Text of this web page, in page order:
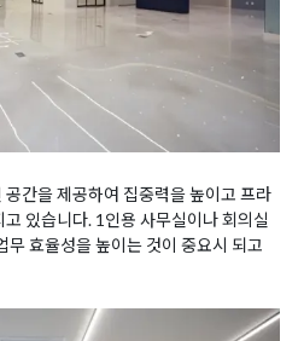
공간을 제공하여 집중력을 높이고 프라
있습니다. 1인용 사무실이나 회의실
무 효율성을 높이는 것이 중요시 되고